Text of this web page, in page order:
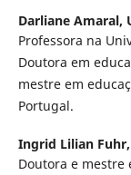
Darliane Amaral,
Professora na
Doutora em
mestre em
Portugal.
Ingrid Lilian Fuhr,
Doutora e mestre